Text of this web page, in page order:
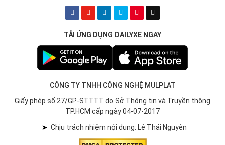
TẢI ỨNG DỤNG DAILYXE NGAY
CÔNG TY TNHH CÔNG NGHỆ MULPLAT
Giấy phép số 27/GP-STTTT do Sở Thông tin và Truyền thông
TP.HCM cấp ngày 04-07-2017
➤ Chịu trách nhiệm nội dung: Lê Thái Nguyên